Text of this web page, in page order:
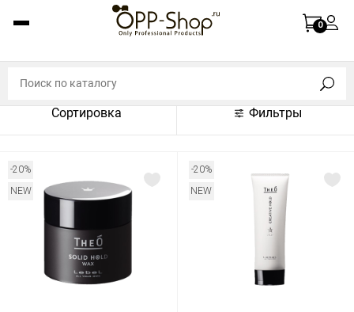
0
Сортировка Фильтры
По названию (A-Z)
По цене (по возрастанию)
По цене (по убыванию)
По популярности (по убыванию)
Показать:
-20%
NEW
-20%
NEW